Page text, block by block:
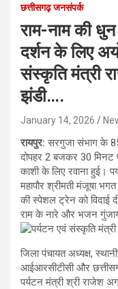
छत्तीसगढ़ जनसंपर्क
राम-नाम की
दर्शन के लिए
संस्कृति मंत्री
झंडी….
January 14, 2026
रायपुर:सरगुजा संभाग के
दोपहर 2 बजकर 30 मिनट
काशी के लिए रवाना हुई।
महापौर श्रीमती मंजूषा
की स्पेशल ट्रेन को विदाई
राम के नारे और भजन
जिला पंचायत अध्यक्ष,
आईआरसीटीसी और
पर्यटन मंत्री श्री राजेश